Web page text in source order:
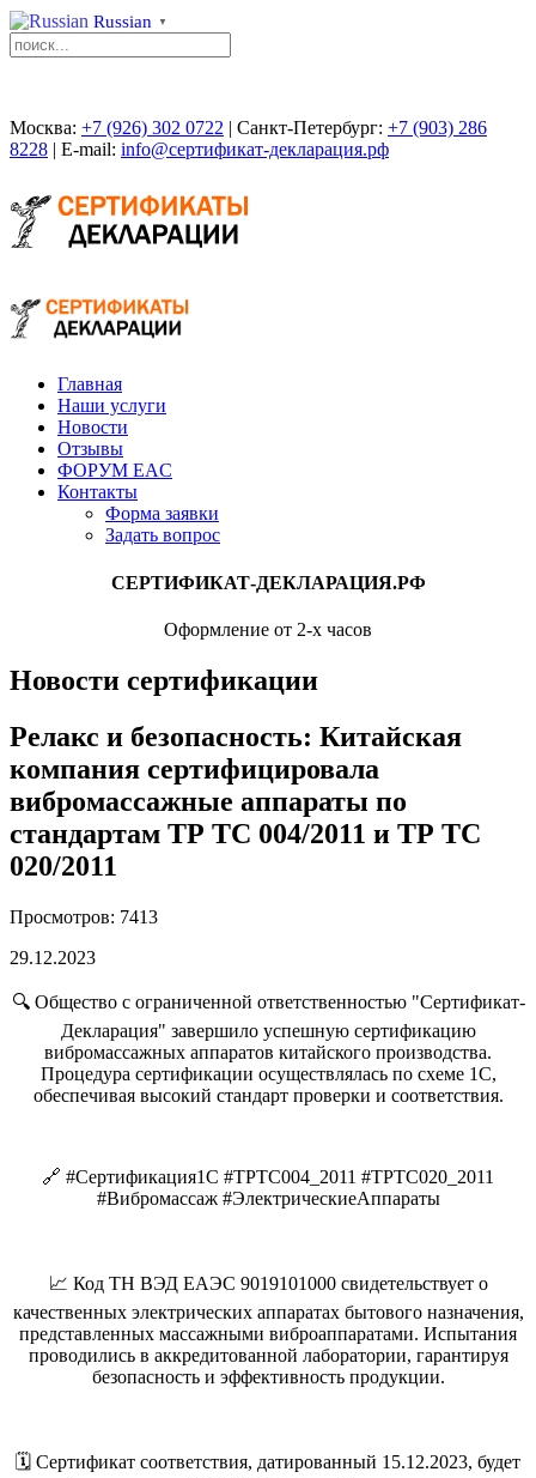
Russian ▼
Москва: +7 (926) 302 0722 | Санкт-Петербург: +7 (903) 286
8228 | E-mail: info@сертификат-декларация.рф
Главная
Наши услуги
Новости
Отзывы
ФОРУМ EAC
Контакты
Форма заявки
Задать вопрос
СЕРТИФИКАТ-ДЕКЛАРАЦИЯ.РФ
Оформление от 2-х часов
Новости сертификации
Релакс и безопасность: Китайская
компания сертифицировала
вибромассажные аппараты по
стандартам ТР ТС 004/2011 и ТР ТС
020/2011
Просмотров: 7413
29.12.2023
🔍 Общество с ограниченной ответственностью "Сертификат-
Декларация" завершило успешную сертификацию
вибромассажных аппаратов китайского производства.
Процедура сертификации осуществлялась по схеме 1С,
обеспечивая высокий стандарт проверки и соответствия.
🔗 #Сертификация1С #ТРТС004_2011 #ТРТС020_2011
#Вибромассаж #ЭлектрическиеАппараты
📈 Код ТН ВЭД ЕАЭС 9019101000 свидетельствует о
качественных электрических аппаратах бытового назначения,
представленных массажными виброаппаратами. Испытания
проводились в аккредитованной лаборатории, гарантируя
безопасность и эффективность продукции.
🗓️ Сертификат соответствия, датированный 15.12.2023, будет